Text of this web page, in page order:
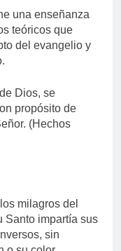
una enseñanza
teóricos que
del evangelio y
Dios, se
propósito de
(Hechos
milagros del
Santo impartía sus
sin